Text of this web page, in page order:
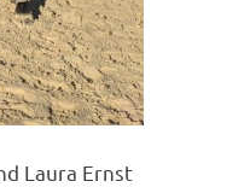
Laura Ernst